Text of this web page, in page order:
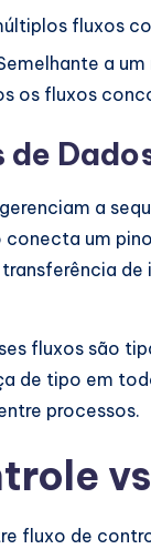
fluxos
a
os fluxos
de
a
um
fluxos são
de tipo em
processos.
fluxo de